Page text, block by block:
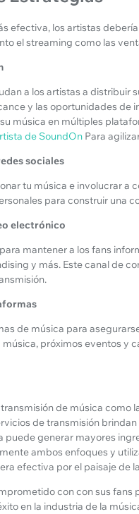
efectiva, los artistas
el streaming como las
a los artistas a distribuir
y las oportunidades de
música en múltiples
de SoundOn Para
sociales
tu música e involucrar a
para construir una
electrónico
mantener a los fans
y más. Este canal de
de música para
próximos eventos y
de música
de transmisión
puede generar mayores
ambos enfoques y
efectiva por el paisaje de
con con sus fans
en la industria de la